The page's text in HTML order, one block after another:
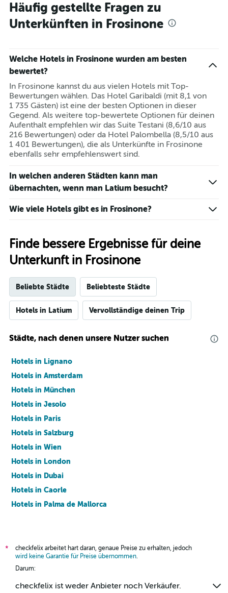
Häufig gestellte Fragen zu
Unterkünften in Frosinone
Welche Hotels in Frosinone wurden am besten
bewertet?
In Frosinone kannst du aus vielen Hotels mit Top-
Bewertungen wählen. Das Hotel Garibaldi (mit 8,1 von
1 735 Gästen) ist eine der besten Optionen in dieser
Gegend. Als weitere top-bewertete Optionen für deinen
Aufenthalt empfehlen wir das Suite Testani (8,6/10 aus
216 Bewertungen) oder da Hotel Palombella (8,5/10 aus
1 401 Bewertungen), die als Unterkünfte in Frosinone
ebenfalls sehr empfehlenswert sind.
In welchen anderen Städten kann man
übernachten, wenn man Latium besucht?
Wie viele Hotels gibt es in Frosinone?
Finde bessere Ergebnisse für deine
Unterkunft in Frosinone
Beliebte Städte Beliebteste Städte
Hotels in Latium Vervollständige deinen Trip
Städte, nach denen unsere Nutzer suchen
Hotels in Lignano
Hotels in Amsterdam
Hotels in München
Hotels in Jesolo
Hotels in Paris
Hotels in Salzburg
Hotels in Wien
Hotels in London
Hotels in Dubai
Hotels in Caorle
Hotels in Palma de Mallorca
*
checkfelix arbeitet hart daran, genaue Preise zu erhalten, jedoch
wird keine Garantie für Preise übernommen.
Darum:
checkfelix ist weder Anbieter noch Verkäufer.